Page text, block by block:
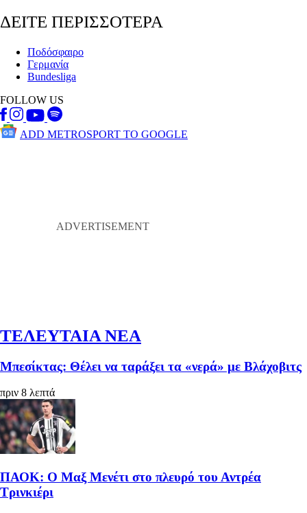
ΔΕΙΤΕ ΠΕΡΙΣΣΟΤΕΡΑ
Ποδόσφαιρο
Γερμανία
Bundesliga
FOLLOW US
ADD METROSPORT TO GOOGLE
ΤΕΛΕΥΤΑΙΑ ΝΕΑ
Μπεσίκτας: Θέλει να ταράξει τα «νερά» με Βλάχοβιτς
πριν 8 λεπτά
ΠΑΟΚ: Ο Μαξ Μενέτι στο πλευρό του Αντρέα
Τρινκιέρι